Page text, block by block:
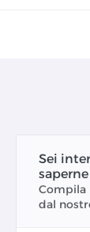
Sei
Compila
dal